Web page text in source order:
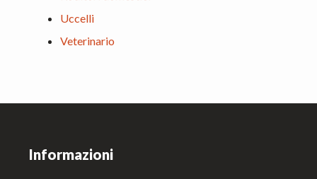
Uccelli
Veterinario
Informazioni